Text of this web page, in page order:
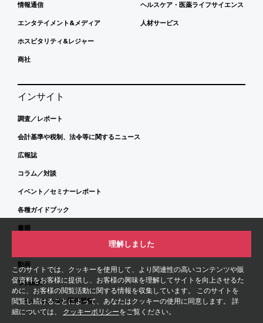
このサイトでは、クッキーを使用して、より関連性の高いコンテンツや販
促資料をお客様に提供し、お客様の興味を理解してサイトを向上させるた
めに、お客様の閲覧活動に関する情報を収集しています。 このサイトを
閲覧し続けることによって、あなたはクッキーの使用に同意します。 詳
細については、 クッキーポリシーをご覧ください。
理解しました
情報通信
エンタテイメント&メディア
ホスピタリティ&レジャー
商社
ヘルスケア・医薬ライフサイエンス
人材サービス
インサイト
調査／レポート
会計基準や税制、法令等に関するニュース
広報誌
コラム／対談
イベント／セミナーレポート
各種ガイドブック
書籍
動画
事例紹介
eニュースレター配信登録